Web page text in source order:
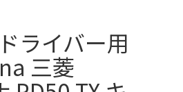
ライバー用
三菱